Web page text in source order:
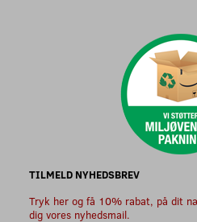
TILMELD NYHEDSBREV
Tryk her og få 10% rabat, på dit
dig vores nyhedsmail.